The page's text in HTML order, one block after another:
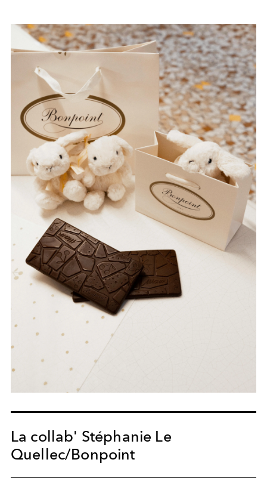
La collab' Stéphanie Le
Quellec/Bonpoint